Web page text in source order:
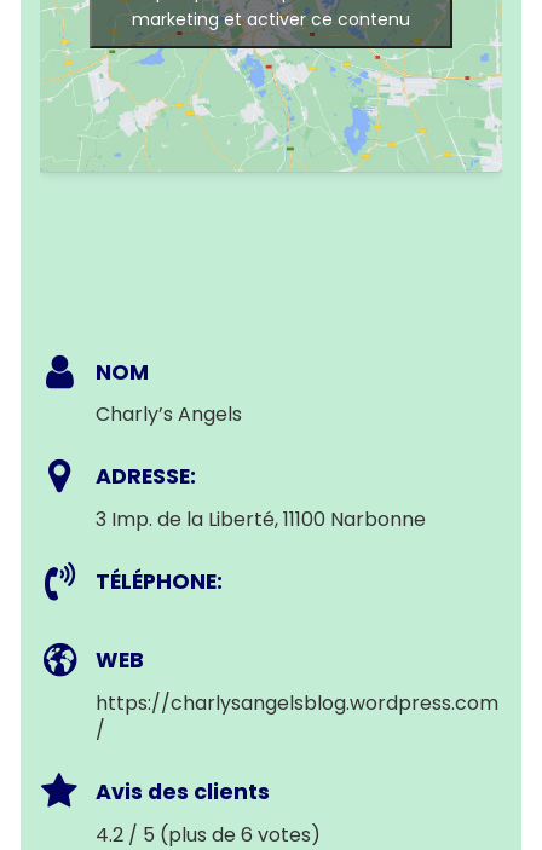
marketing et activer ce contenu
NOM
Charly’s Angels
ADRESSE:
3 Imp. de la Liberté, 11100 Narbonne
TÉLÉPHONE:
WEB
https://charlysangelsblog.wordpress.com
/
Avis des clients
4.2 / 5 (plus de 6 votes)